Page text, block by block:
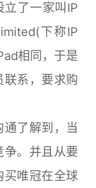
立了一家叫IP
下称IP
相同，于是
联系，要求购
了解到，当
争。并且从要
买唯冠在全球